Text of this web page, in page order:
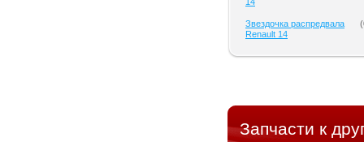
Звездочка распредвала
Renault 14
(
Запчасти к